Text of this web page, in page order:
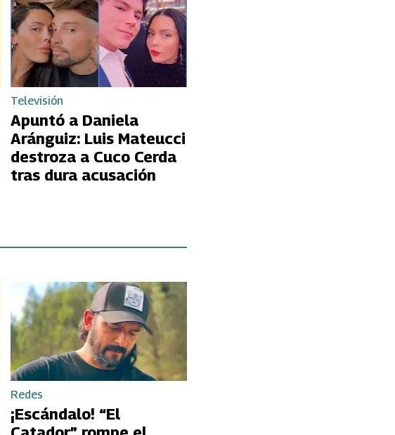
Televisión
Apuntó a Daniela
Aránguiz: Luis Mateucci
destroza a Cuco Cerda
tras dura acusación
Redes
¡Escándalo! “El